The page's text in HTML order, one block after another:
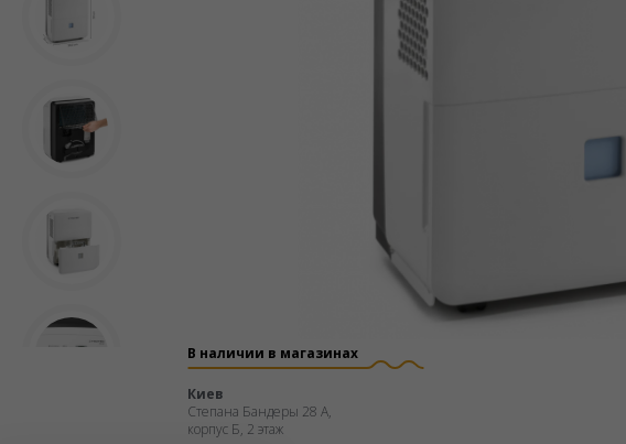
В наличии в магазинах
Киев
Степана Бандеры 28 А,
корпус Б, 2 этаж